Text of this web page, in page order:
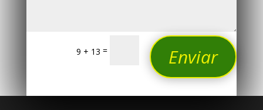
9 + 13 = Enviar